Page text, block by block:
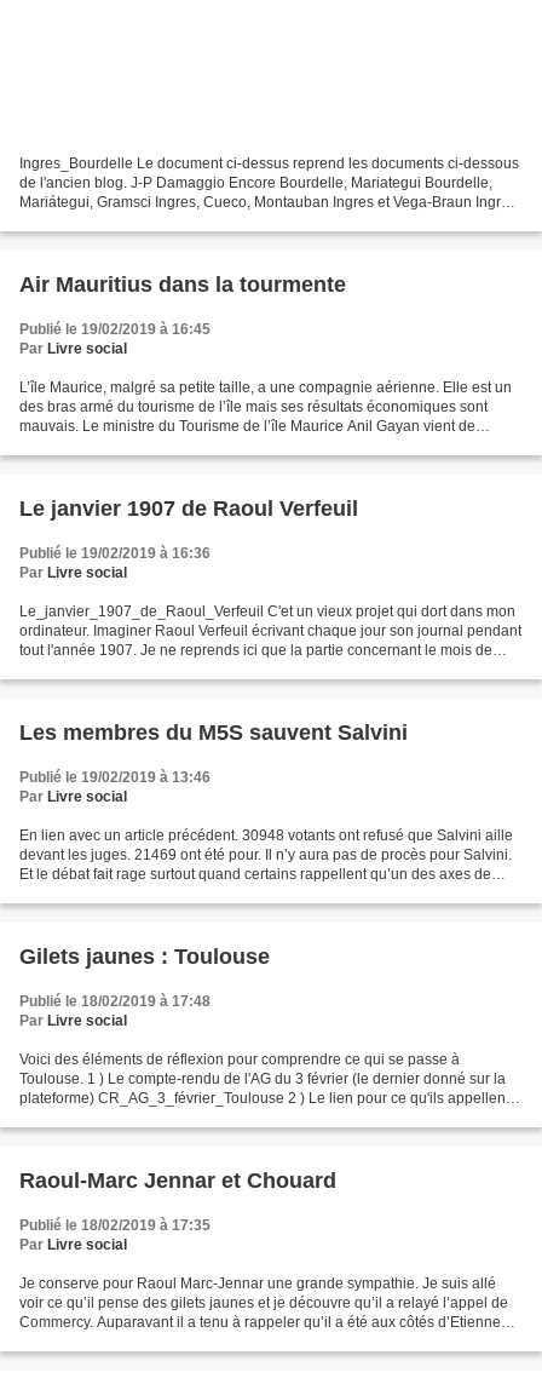
Ingres_Bourdelle Le document ci-dessus reprend les documents ci-dessous
de l'ancien blog. J-P Damaggio Encore Bourdelle, Mariategui Bourdelle,
Mariátegui, Gramsci Ingres, Cueco, Montauban Ingres et Vega-Braun Ingres
Air Mauritius dans la tourmente
Publié le 19/02/2019 à 16:45
Par Livre social
L’île Maurice, malgré sa petite taille, a une compagnie aérienne. Elle est un
des bras armé du tourisme de l’île mais ses résultats économiques sont
mauvais. Le ministre du Tourisme de l’île Maurice Anil Gayan vient de
Le janvier 1907 de Raoul Verfeuil
Publié le 19/02/2019 à 16:36
Par Livre social
Le_janvier_1907_de_Raoul_Verfeuil C'et un vieux projet qui dort dans mon
ordinateur. Imaginer Raoul Verfeuil écrivant chaque jour son journal pendant
tout l'année 1907. Je ne reprends ici que la partie concernant le mois de
Les membres du M5S sauvent Salvini
Publié le 19/02/2019 à 13:46
Par Livre social
En lien avec un article précédent. 30948 votants ont refusé que Salvini aille
devant les juges. 21469 ont été pour. Il n’y aura pas de procès pour Salvini.
Et le débat fait rage surtout quand certains rappellent qu’un des axes de
Gilets jaunes : Toulouse
Publié le 18/02/2019 à 17:48
Par Livre social
Voici des éléments de réflexion pour comprendre ce qui se passe à
Toulouse. 1 ) Le compte-rendu de l'AG du 3 février (le dernier donné sur la
plateforme) CR_AG_3_février_Toulouse 2 ) Le lien pour ce qu'ils appellent
Raoul-Marc Jennar et Chouard
Publié le 18/02/2019 à 17:35
Par Livre social
Je conserve pour Raoul Marc-Jennar une grande sympathie. Je suis allé
voir ce qu’il pense des gilets jaunes et je découvre qu’il a relayé l’appel de
Commercy. Auparavant il a tenu à rappeler qu’il a été aux côtés d’Etienne